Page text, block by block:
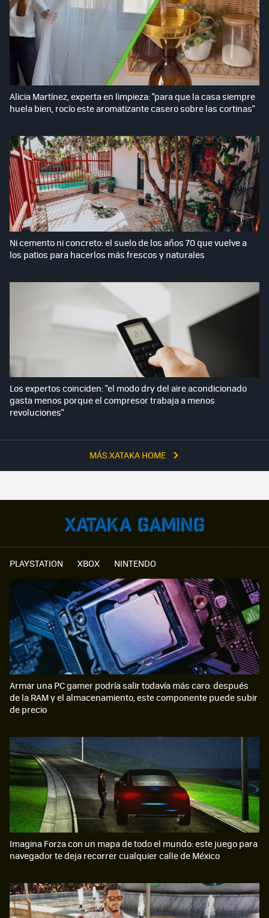
MÁS XATAKA HOME
Alicia Martínez, experta en limpieza: "para que la casa siempre
huela bien, rocío este aromatizante casero sobre las cortinas"
Ni cemento ni concreto: el suelo de los años 70 que vuelve a
los patios para hacerlos más frescos y naturales
Los expertos coinciden: "el modo dry del aire acondicionado
gasta menos porque el compresor trabaja a menos
revoluciones"
PLAYSTATION XBOX NINTENDO
Armar una PC gamer podría salir todavía más caro: después
de la RAM y el almacenamiento, este componente puede subir
de precio
Imagina Forza con un mapa de todo el mundo: este juego para
navegador te deja recorrer cualquier calle de México